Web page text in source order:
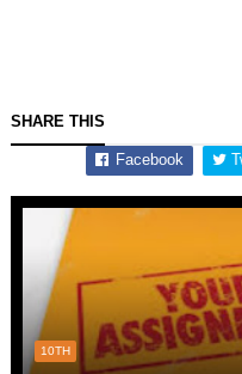
SHARE THIS
Facebook
10TH